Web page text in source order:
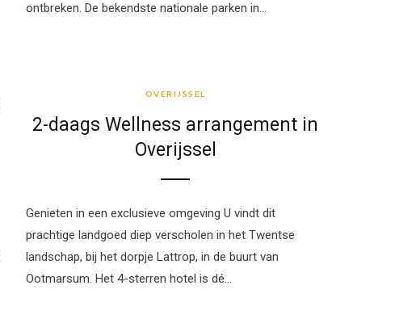
ontbreken. De bekendste nationale parken in…
OVERIJSSEL
2-daags Wellness arrangement in
Overijssel
Genieten in een exclusieve omgeving U vindt dit
prachtige landgoed diep verscholen in het Twentse
landschap, bij het dorpje Lattrop, in de buurt van
Ootmarsum. Het 4-sterren hotel is dé…